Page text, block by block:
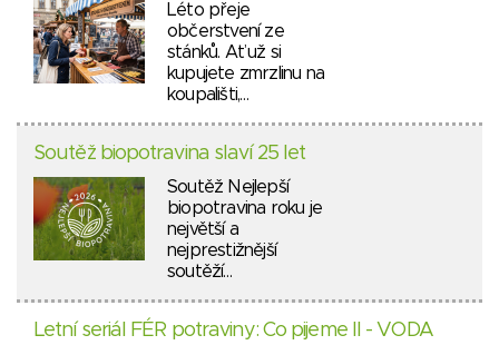
Léto přeje
občerstvení ze
stánků. Ať už si
kupujete zmrzlinu na
koupališti,…
Soutěž biopotravina slaví 25 let
Soutěž Nejlepší
biopotravina roku je
největší a
nejprestižnější
soutěží…
Letní seriál FÉR potraviny: Co pijeme II - VODA